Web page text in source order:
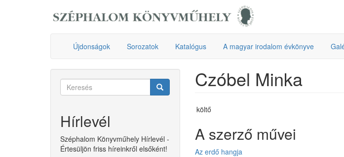
Újdonságok Sorozatok Katalógus A magyar irodalom évkönyve
Keresés
Hírlevél
Széphalom Könyvműhely Hírlevél -
Értesüljön friss híreinkről elsőként!
Czóbel Minka
költő
A szerző művei
Az erdő hangja